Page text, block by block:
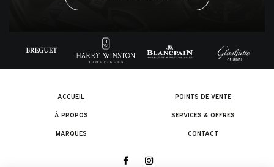
ACCUEIL
À PROPOS
MARQUES
POINTS DE VENTE
SERVICES & OFFRES
CONTACT